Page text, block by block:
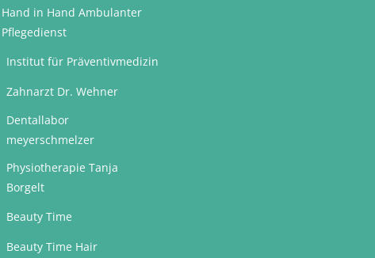
Hand in Hand Ambulanter
Pflegedienst
Institut für Präventivmedizin
Zahnarzt Dr. Wehner
Dentallabor
meyerschmelzer
Physiotherapie Tanja
Borgelt
Beauty Time
Beauty Time Hair